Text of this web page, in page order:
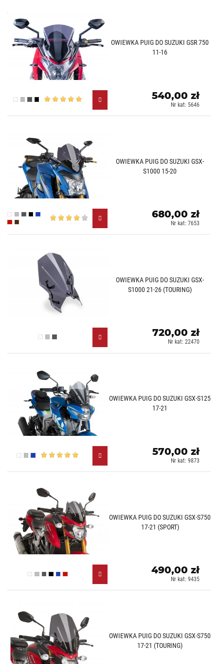
OWIEWKA PUIG DO SUZUKI GSR 750
11-16
Przezroczysty (W)
Lekko przyciemniany (H)
Mocno przyciemniany (F)
Czarny (N)
540,00 zł
Nr kat: 5646
OWIEWKA PUIG DO SUZUKI GSX-
S1000 15-20
Przezroczysty (W)
Lekko przyciemniany (H)
Mocno przyciemniany (F)
Czarny (N)
Niebieski (A)
Czerwony (R)
Karbonowy (C)
680,00 zł
Nr kat: 7653
OWIEWKA PUIG DO SUZUKI GSX-
S1000 21-26 (TOURING)
Przezroczysty (W)
Lekko przyciemniany (H)
Mocno przyciemniany (F)
720,00 zł
Nr kat: 22470
OWIEWKA PUIG DO SUZUKI GSX-S125
17-21
Przezroczysty (W)
Lekko przyciemniany (H)
Niebieski (A)
570,00 zł
Nr kat: 9873
OWIEWKA PUIG DO SUZUKI GSX-S750
17-21 (SPORT)
Przezroczysty (W)
Lekko przyciemniany (H)
Mocno przyciemniany (F)
Czarny (N)
Niebieski (A)
Czerwony (R)
490,00 zł
Nr kat: 9435
OWIEWKA PUIG DO SUZUKI GSX-S750
17-21 (TOURING)